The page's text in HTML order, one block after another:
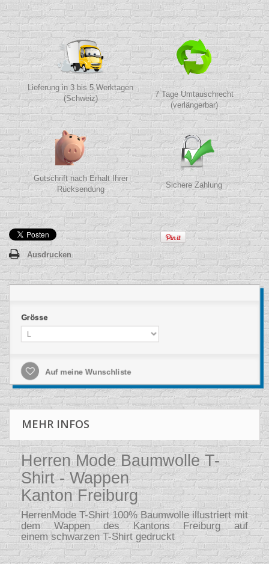
Lieferung in 3 bis 5 Werktagen
(Schweiz)
7 Tage Umtauschrecht
(verlängerbar)
Gutschrift nach Erhalt Ihrer
Rücksendung
Sichere Zahlung
Ausdrucken
Grösse
Auf meine Wunschliste
MEHR INFOS
Herren Mode Baumwolle T-
Shirt - Wappen
Kanton Freiburg
HerrenMode T-Shirt 100% Baumwolle illustriert mit
dem Wappen des Kantons Freiburg auf
einem schwarzen T-Shirt gedruckt